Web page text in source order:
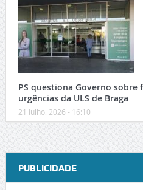
PS questiona Governo sobre
urgências da ULS de Braga
21 Julho, 2026 - 16:10
PUBLICIDADE